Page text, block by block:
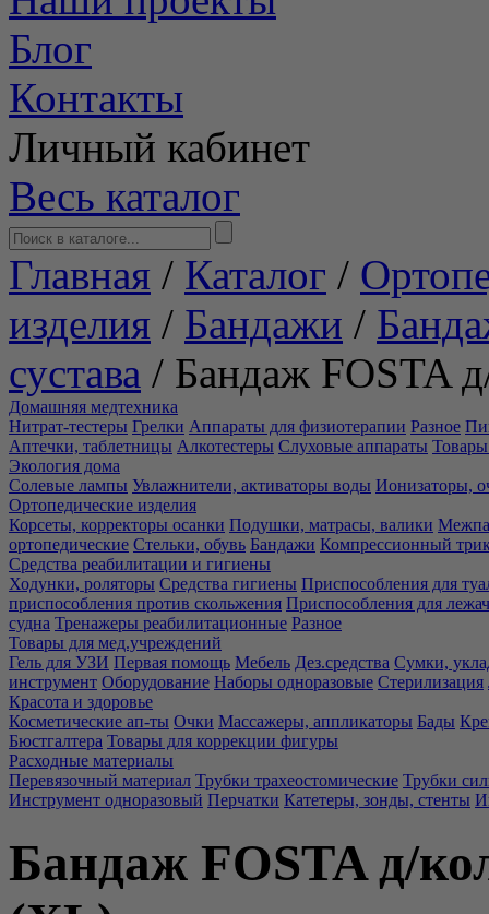
Блог
Контакты
Личный кабинет
Весь каталог
Главная / Каталог /
изделия / Бандажи /
сустава / Бандаж FOSTA
Домашняя медтехника
Нитрат-тестеры Грелки Аппараты для физиотерапии Разное
Аптечки, таблетницы Алкотестеры Слуховые аппараты Товары
Экология дома
Солевые лампы Увлажнители, активаторы воды Ионизаторы,
Ортопедические изделия
Корсеты, корректоры осанки Подушки, матрасы, валики
ортопедические Стельки, обувь Бандажи Компрессионный
Средства реабилитации и гигиены
Ходунки, роляторы Средства гигиены Приспособления для
приспособления против скольжения Приспособления для
судна Тренажеры реабилитационные Разное
Товары для мед.учреждений
Гель для УЗИ Первая помощь Мебель Дез.средства Сумки,
инструмент Оборудование Наборы одноразовые Стерилизация
Красота и здоровье
Косметические ап-ты Очки Массажеры, аппликаторы Бады
Бюстгалтера Товары для коррекции фигуры
Расходные материалы
Перевязочный материал Трубки трахеостомические Трубки
Инструмент одноразовый Перчатки Катетеры, зонды, стенты
Бандаж FOSTA д/